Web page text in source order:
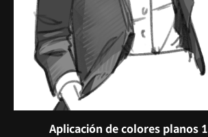
Aplicación de colores planos 1